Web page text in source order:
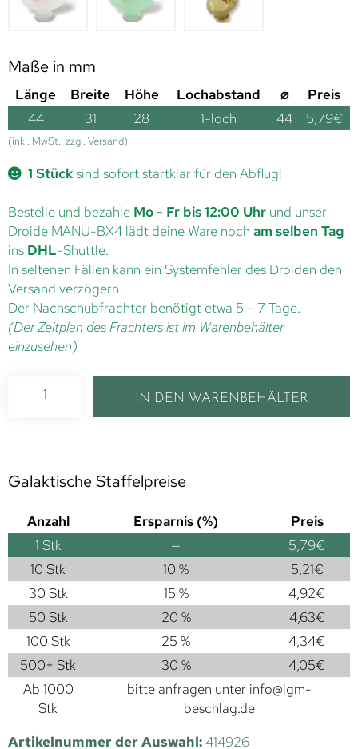
Maße in mm
Länge Breite Höhe Lochabstand ⌀
Preis
44
31 28 1-loch 44 5,79€
(inkl. MwSt., zzgl. Versand)
1 Stücksind sofort startklar für den Abflug!
Bestelle und bezahle Mo - Fr bis 12:00 Uhr und unser
Droide MANU-BX4 lädt deine Ware noch am selben Tag
ins DHL-Shuttle.
In seltenen Fällen kann ein Systemfehler des Droiden den
Versand verzögern.
Der Nachschubfrachter benötigt etwa 5 – 7 Tage.
(Der Zeitplan des Frachters ist im Warenbehälter
einzusehen)
IN DEN WARENBEHÄLTER
Galaktische Staffelpreise
Anzahl Ersparnis (%)
Preis
1 Stk — 5,79€
10 Stk
10 % 5,21€
30 Stk
15 % 4,92€
50 Stk
20 % 4,63€
100 Stk
25 % 4,34€
500+ Stk
30 % 4,05€
Ab 1000
Stk
bitte anfragen unter info@lgm-
beschlag.de
Artikelnummer der Auswahl:414926